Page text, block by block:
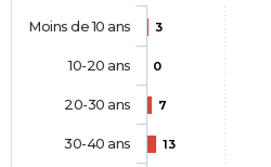
3
0
7
13
Moins de 10 ans
10-20 ans
20-30 ans
30-40 ans